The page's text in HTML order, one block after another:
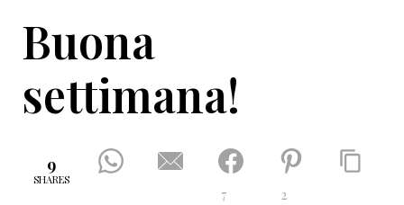
Buona
settimana!
9
SHARES
7 2